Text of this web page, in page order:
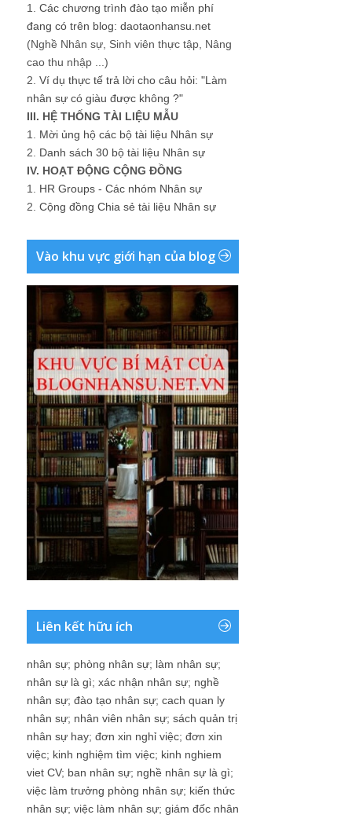
1. Các chương trình đào tạo miễn phí
đang có trên blog: daotaonhansu.net
(Nghề Nhân sự, Sinh viên thực tập, Nâng
cao thu nhập ...)
2. Ví dụ thực tế trả lời cho câu hỏi: "Làm
nhân sự có giàu được không ?"
III. HỆ THỐNG TÀI LIỆU MẪU
1. Mời ủng hộ các bộ tài liệu Nhân sự
2. Danh sách 30 bộ tài liệu Nhân sự
IV. HOẠT ĐỘNG CỘNG ĐỒNG
1. HR Groups - Các nhóm Nhân sự
2. Cộng đồng Chia sẻ tài liệu Nhân sự
Vào khu vực giới hạn của blog
Liên kết hữu ích
nhân sự; phòng nhân sự; làm nhân sự;
nhân sự là gì; xác nhận nhân sự; nghề
nhân sự; đào tạo nhân sự; cach quan ly
nhân sự; nhân viên nhân sự; sách quản trị
nhân sự hay; đơn xin nghỉ việc; đơn xin
việc; kinh nghiệm tìm việc; kinh nghiem
viet CV; ban nhân sự; nghề nhân sự là gì;
việc làm trưởng phòng nhân sự; kiến thức
nhân sự; việc làm nhân sự; giám đốc nhân